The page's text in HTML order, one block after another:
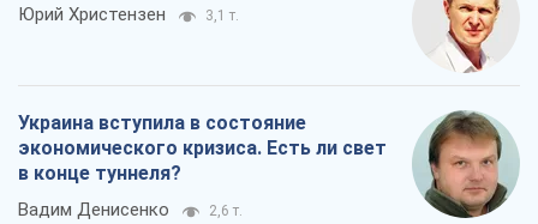
Юрий Христензен 3,1 т.
Украина вступила в состояние
экономического кризиса. Есть ли свет
в конце туннеля?
Вадим Денисенко 2,6 т.